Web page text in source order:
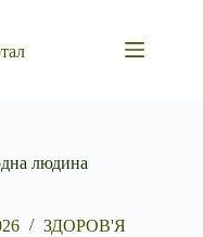
людина
ЗДОРОВ'Я